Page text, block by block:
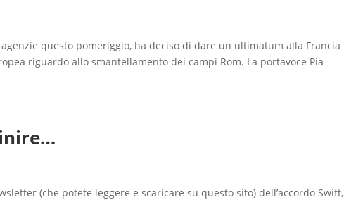
questo pomeriggio, ha deciso di dare un ultimatum alla Francia
riguardo allo smantellamento dei campi Rom. La portavoce Pia
(che potete leggere e scaricare su questo sito) dell’accordo Swift,